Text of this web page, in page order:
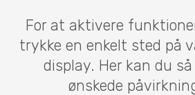
For at aktivere
trykke en enkelt sted på
display. Her kan du
ønskede